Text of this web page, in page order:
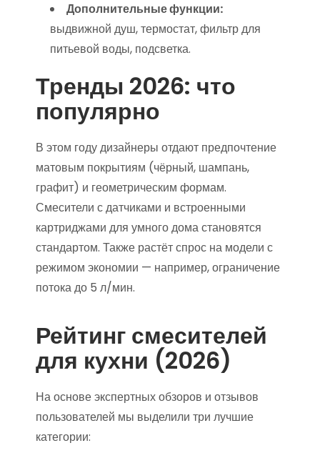
Дополнительные функции:
выдвижной душ, термостат, фильтр для
питьевой воды, подсветка.
Тренды 2026: что
популярно
В этом году дизайнеры отдают предпочтение
матовым покрытиям (чёрный, шампань,
графит) и геометрическим формам.
Смесители с датчиками и встроенными
картриджами для умного дома становятся
стандартом. Также растёт спрос на модели с
режимом экономии — например, ограничение
потока до 5 л/мин.
Рейтинг смесителей
для кухни (2026)
На основе экспертных обзоров и отзывов
пользователей мы выделили три лучшие
категории: